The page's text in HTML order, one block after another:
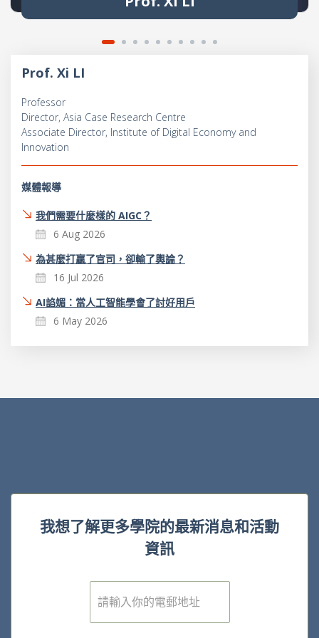
Prof. Xi LI
Professor
Director, Asia Case Research Centre
Associate Director, Institute of Digital Economy and
Innovation
媒體報導
我們需要什麼樣的 AIGC？
6 Aug 2026
為甚麼打贏了官司，卻輸了輿論？
16 Jul 2026
AI諂媚：當人工智能學會了討好用戶
6 May 2026
我想了解更多學院的最新消息和活動
資訊
電
子